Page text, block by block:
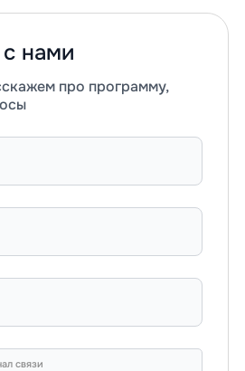
нами
про программу,
связи